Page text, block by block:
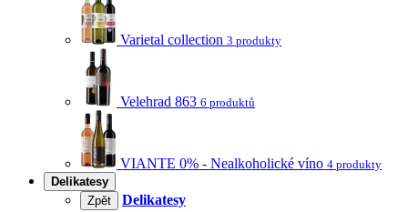
Varietal collection 3 produkty
Velehrad 863 6 produktů
VIANTE 0% - Nealkoholické víno 4 produkty
Delikatesy
Zpět
Delikatesy